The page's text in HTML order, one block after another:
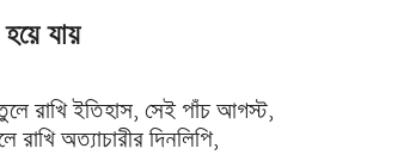
যায়
রাখি ইতিহাস, সেই পাঁচ আগস্ট,
রাখি অত্যাচারীর দিনলিপি,